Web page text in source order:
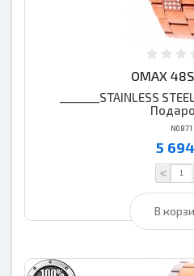
OMAX
_______STAINLESS
N0871
5
<
В